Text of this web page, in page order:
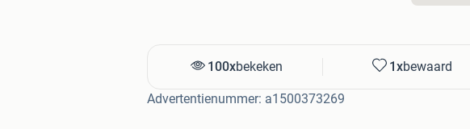
100xbekeken 1xbewaard
Advertentienummer: a1500373269